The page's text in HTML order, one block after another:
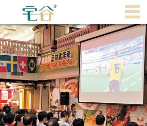
理